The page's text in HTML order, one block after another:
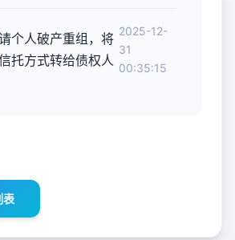
个人破产重组，将
托方式转给债权人
2025-12-
31
00:35:15
表